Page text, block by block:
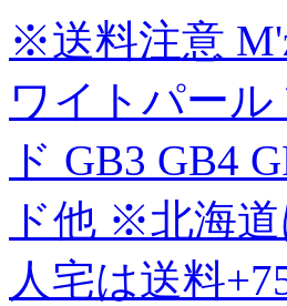
※送料注意
ワイトパー
ド GB3 GB4
ド他 ※北海
人宅は送料